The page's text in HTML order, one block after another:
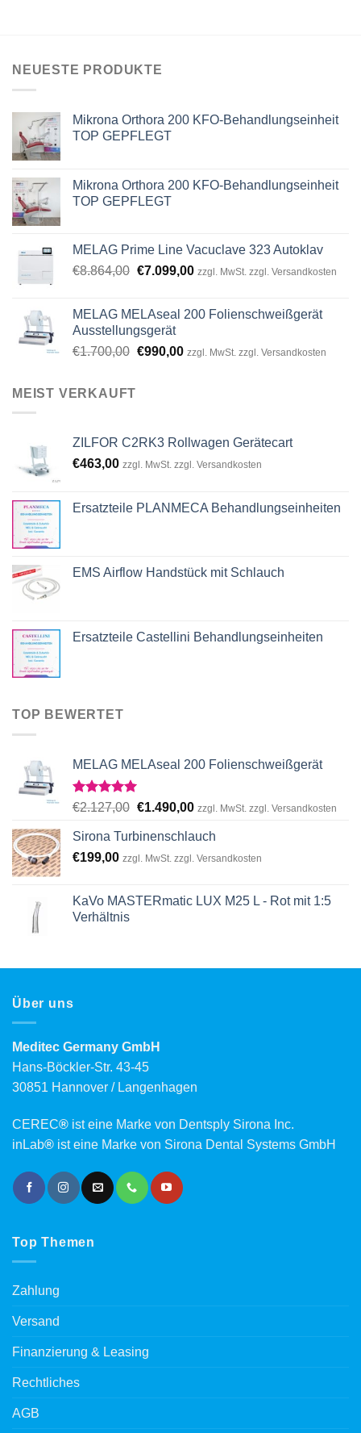
NEUESTE PRODUKTE
Mikrona Orthora 200 KFO-Behandlungseinheit
TOP GEPFLEGT
Mikrona Orthora 200 KFO-Behandlungseinheit
TOP GEPFLEGT
MELAG Prime Line Vacuclave 323 Autoklav
€8.864,00 Original
€8.864,00.
€7.099,00Current
€7.099,00.
zzgl. MwSt. zzgl. Versandkosten
MELAG MELAseal 200 Folienschweißgerät
Ausstellungsgerät
€1.700,00 Original
€990,00Current
zzgl. MwSt. zzgl. Versandkosten
MEIST VERKAUFT
ZILFOR C2RK3 Rollwagen Gerätecart
€463,00 zzgl. MwSt. zzgl. Versandkosten
Ersatzteile PLANMECA Behandlungseinheiten
EMS Airflow Handstück mit Schlauch
Ersatzteile Castellini Behandlungseinheiten
TOP BEWERTET
MELAG MELAseal 200 Folienschweißgerät
Rated5.00
€2.127,00 Original
was:
€2.127,00.
€1.490,00Current
is:
€1.490,00.
zzgl. MwSt. zzgl. Versandkosten
Sirona Turbinenschlauch
€199,00 zzgl. MwSt. zzgl. Versandkosten
KaVo MASTERmatic LUX M25 L - Rot mit 1:5
Verhältnis
Über uns
Meditec Germany GmbH
Hans-Böckler-Str. 43-45
30851 Hannover / Langenhagen
CEREC® ist eine Marke von Dentsply Sirona Inc.
inLab® ist eine Marke von Sirona Dental Systems GmbH
Top Themen
Zahlung
Versand
Finanzierung & Leasing
Rechtliches
AGB